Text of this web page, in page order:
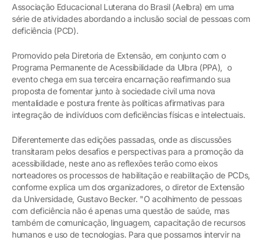
Associação Educacional Luterana do Brasil (Aelbra) em uma
série de atividades abordando a inclusão social de pessoas com
deficiência (PCD).
Promovido pela Diretoria de Extensão, em conjunto com o
Programa Permanente de Acessibilidade da Ulbra (PPA), o
evento chega em sua terceira encarnação reafirmando sua
proposta de fomentar junto à sociedade civil uma nova
mentalidade e postura frente às políticas afirmativas para
integração de indivíduos com deficiências físicas e intelectuais.
Diferentemente das edições passadas, onde as discussões
transitaram pelos desafios e perspectivas para a promoção da
acessibilidade, neste ano as reflexões terão como eixos
norteadores os processos de habilitação e reabilitação de PCDs,
conforme explica um dos organizadores, o diretor de Extensão
da Universidade, Gustavo Becker. "O acolhimento de pessoas
com deficiência não é apenas uma questão de saúde, mas
também de comunicação, linguagem, capacitação de recursos
humanos e uso de tecnologias. Para que possamos intervir na